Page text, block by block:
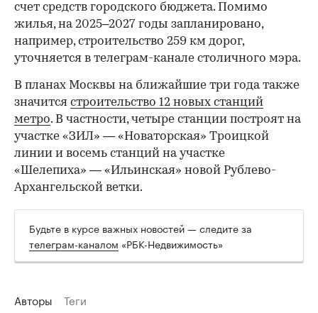
счет средств городского бюджета. Помимо
жилья, на 2025–2027 годы запланировано,
например, строительство 259 км дорог,
уточняется в телеграм-канале столичного мэра.
В планах Москвы на ближайшие три года также
значится строительство 12 новых станций
метро. В частности, четыре станции построят на
участке «ЗИЛ» — «Новаторская» Троицкой
линии и восемь станций на участке
«Шелепиха» — «Ильинская» новой Рублево-
Архангельской ветки.
Будьте в курсе важных новостей — следите за
телеграм-каналом «РБК-Недвижимость»
Авторы Теги